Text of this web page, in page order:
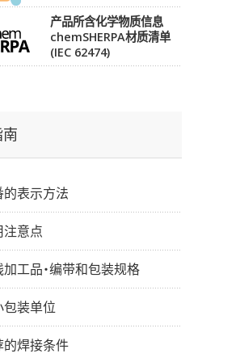
产品所含化学物质信息
chemSHERPA材质清单
(IEC 62474)
的表示方法
注意点
加工品・编带和包装规格
包装单位
的焊接条件